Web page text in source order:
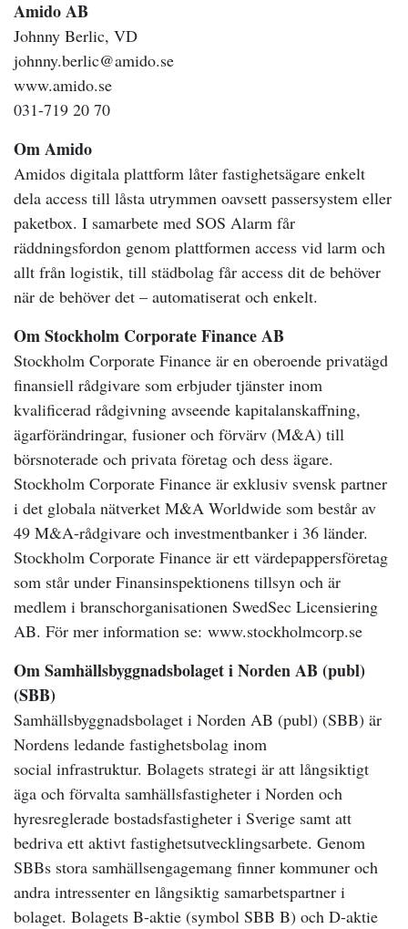
Amido AB
Johnny Berlic, VD
johnny.berlic@amido.se
www.amido.se
031-719 20 70
Om Amido
Amidos digitala plattform låter fastighetsägare enkelt
dela access till låsta utrymmen oavsett passersystem eller
paketbox. I samarbete med SOS Alarm får
räddningsfordon genom plattformen access vid larm och
allt från logistik, till städbolag får access dit de behöver
när de behöver det – automatiserat och enkelt.
Om Stockholm Corporate Finance AB
Stockholm Corporate Finance är en oberoende privatägd
finansiell rådgivare som erbjuder tjänster inom
kvalificerad rådgivning avseende kapitalanskaffning,
ägarförändringar, fusioner och förvärv (M&A) till
börsnoterade och privata företag och dess ägare.
Stockholm Corporate Finance är exklusiv svensk partner
i det globala nätverket M&A Worldwide som består av
49 M&A-rådgivare och investmentbanker i 36 länder.
Stockholm Corporate Finance är ett värdepappersföretag
som står under Finansinspektionens tillsyn och är
medlem i branschorganisationen SwedSec Licensiering
AB. För mer information se: www.stockholmcorp.se
Om Samhällsbyggnadsbolaget i Norden AB (publ)
(SBB)
Samhällsbyggnadsbolaget i Norden AB (publ) (SBB) är
Nordens ledande fastighetsbolag inom
social infrastruktur. Bolagets strategi är att långsiktigt
äga och förvalta samhällsfastigheter i Norden och
hyresreglerade bostadsfastigheter i Sverige samt att
bedriva ett aktivt fastighetsutvecklingsarbete. Genom
SBBs stora samhällsengagemang finner kommuner och
andra intressenter en långsiktig samarbetspartner i
bolaget. Bolagets B-aktie (symbol SBB B) och D-aktie